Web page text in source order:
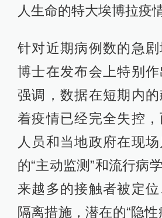
人生命的特大埃博拉疫情
针对近期病例数的急
博士在发布会上特别
强调，数据在短期内
着疫情已经完全失控
人员和当地政府在现
的“主动监测”和流行病
来越多的接触者被定
隔离措施，潜在的“隐